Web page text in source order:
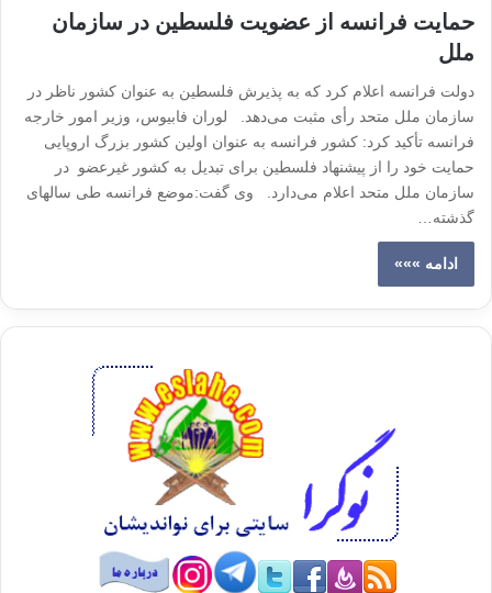
حمایت فرانسه از عضویت فلسطین در سازمان
ملل
دولت فرانسه اعلام كرد كه به پذیرش فلسطین به عنوان كشور ناظر در
سازمان ملل متحد رأی مثبت می‌دهد. لوران فابیوس، وزیر امور خارجه
فرانسه تأكید كرد:‌ كشور فرانسه به عنوان اولین كشور بزرگ اروپایی
حمایت خود را از پیشنهاد فلسطین برای تبدیل به کشور غیرعضو در
سازمان ملل متحد اعلام می‌دارد. وی گفت:‌موضع فرانسه طی سالهای
گذشته…
ادامه »»»